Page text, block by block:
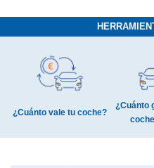
¿Cuánto vale tu coche?
¿Cuánto